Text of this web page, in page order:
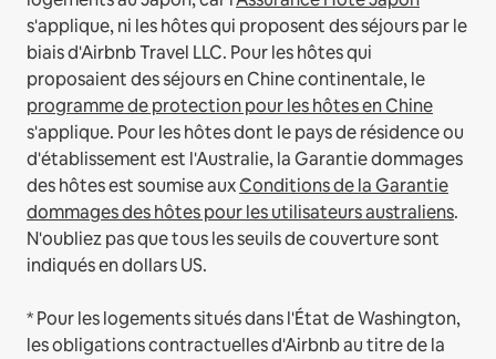
s'applique, ni les hôtes qui proposent des séjours par le
biais d'Airbnb Travel LLC. Pour les hôtes qui
proposaient des séjours en Chine continentale, le
programme de protection pour les hôtes en Chine
s'applique. Pour les hôtes dont le pays de résidence ou
d'établissement est l'Australie, la Garantie dommages
des hôtes est soumise auxConditions de la Garantie
dommages des hôtes pour les utilisateurs australiens.
N'oubliez pas que tous les seuils de couverture sont
indiqués en dollars US.
* Pour les logements situés dans l'État de Washington,
les obligations contractuelles d'Airbnb au titre de la